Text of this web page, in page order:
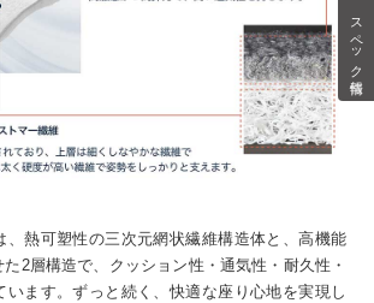
スペック情報
、熱可塑性の三次元網状繊維構造体と、高機能
2層構造で、クッション性・通気性・耐久性・
います。ずっと続く、快適な座り心地を実現し